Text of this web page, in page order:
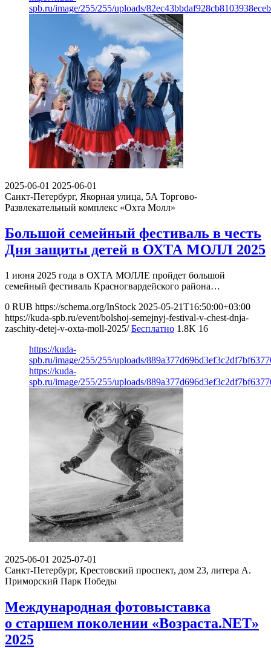
spb.ru/image/255/255/uploads/
2025-06-01 2025-06-01
Санкт-Петербург, Якорная улица, 5А Торгово-
Развлекательный комплекс «Охта Молл»
Большой семейный фестиваль в честь
Дня защиты детей в ОХТА МОЛЛ 2025
1 июня 2025 года в ОХТА МОЛЛЕ пройдет большой
семейный фестиваль Красногвардейского района…
0 RUB https://schema.org/InStock 2025-05-21T16:50:00+03:00
https://kuda-spb.ru/event/bolshoj-semejnyj-festival-v-chest-dnja-
zaschity-detej-v-oxta-moll-2025/ Бесплатно 1.8K 16
https://kuda-
spb.ru/image/255/255/uploads/
https://kuda-
spb.ru/image/255/255/uploads/
2025-06-01 2025-07-01
Санкт-Петербург, Крестовский проспект, дом 23, литера А.
Приморский Парк Победы
Международная фотовыставка
о старшем поколении «Возраста.NET»
2025